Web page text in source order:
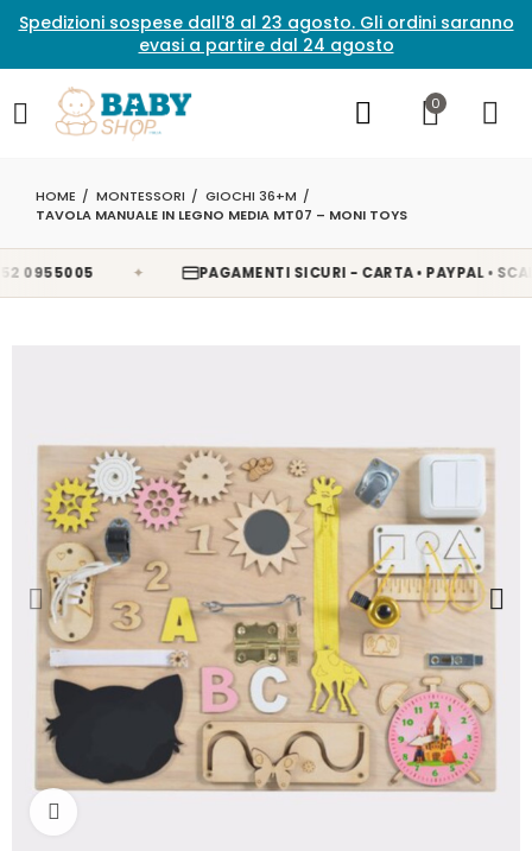
Spedizioni sospese dall'8 al 23 agosto. Gli ordini saranno
evasi a partire dal 24 agosto
0
HOME MONTESSORI
GIOCHI 36+M
TAVOLA MANUALE IN LEGNO MEDIA MT07 – MONI TOYS
PAGAMENTI SICURI - CARTA • PAYPAL •